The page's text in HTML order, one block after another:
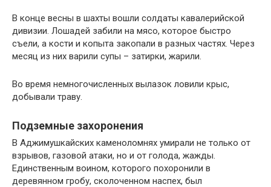
В конце весны в шахты вошли солдаты кавалерийской
дивизии. Лошадей забили на мясо, которое быстро
съели, а кости и копыта закопали в разных частях. Через
месяц из них варили супы – затирки, жарили.
Во время немногочисленных вылазок ловили крыс,
добывали траву.
Подземные захоронения
В Аджимушкайских каменоломнях умирали не только от
взрывов, газовой атаки, но и от голода, жажды.
Единственным воином, которого похоронили в
деревянном гробу, сколоченном наспех, был